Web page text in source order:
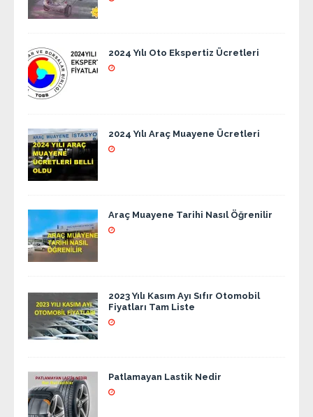
2024 Yılı Oto Ekspertiz Ücretleri
2024 Yılı Araç Muayene Ücretleri
Araç Muayene Tarihi Nasıl Öğrenilir
2023 Yılı Kasım Ayı Sıfır Otomobil
Fiyatları Tam Liste
Patlamayan Lastik Nedir